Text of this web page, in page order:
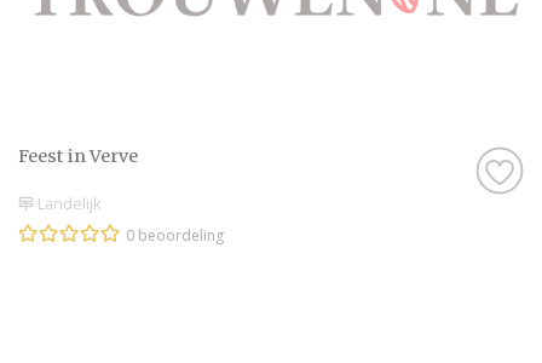
Feest in Verve
Landelijk
0 beoordeling